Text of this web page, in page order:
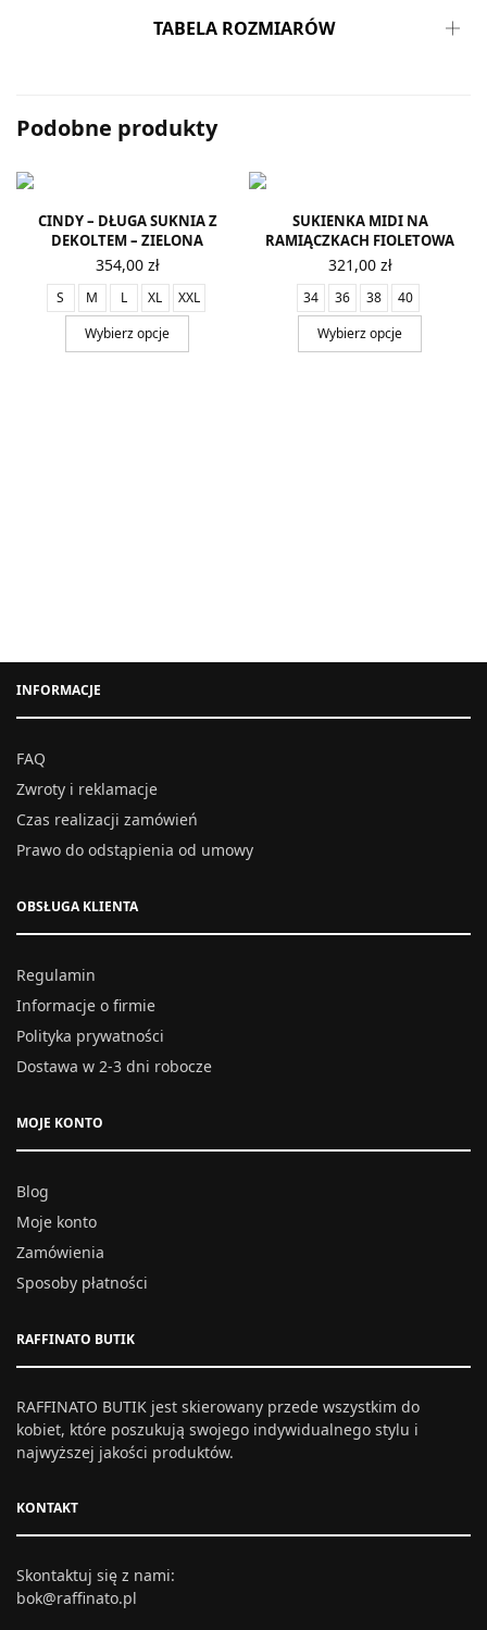
TABELA ROZMIARÓW
Podobne produkty
CINDY – DŁUGA SUKNIA Z
DEKOLTEM – ZIELONA
354,00 zł
S M L XL
XXL
Wybierz opcje
SUKIENKA MIDI NA
RAMIĄCZKACH FIOLETOWA
321,00 zł
34 36 38
40
Wybierz opcje
INFORMACJE
FAQ
Zwroty i reklamacje
Czas realizacji zamówień
Prawo do odstąpienia od umowy
OBSŁUGA KLIENTA
Regulamin
Informacje o firmie
Polityka prywatności
Dostawa w 2-3 dni robocze
MOJE KONTO
Blog
Moje konto
Zamówienia
Sposoby płatności
RAFFINATO BUTIK
RAFFINATO BUTIK jest skierowany przede wszystkim do
kobiet, które poszukują swojego indywidualnego stylu i
najwyższej jakości produktów.
KONTAKT
Skontaktuj się z nami:
bok@raffinato.pl